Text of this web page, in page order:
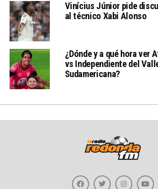
Vinícius Júnior pide
al técnico Xabi Alonso
¿Dónde y a qué hora ver
vs Independiente del
Sudamericana?